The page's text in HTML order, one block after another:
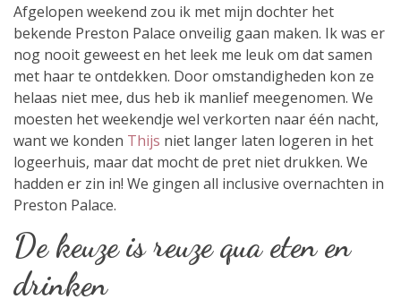
Afgelopen weekend zou ik met mijn dochter het
bekende Preston Palace onveilig gaan maken. Ik was er
nog nooit geweest en het leek me leuk om dat samen
met haar te ontdekken. Door omstandigheden kon ze
helaas niet mee, dus heb ik manlief meegenomen. We
moesten het weekendje wel verkorten naar één nacht,
want we konden Thijs niet langer laten logeren in het
logeerhuis, maar dat mocht de pret niet drukken. We
hadden er zin in! We gingen all inclusive overnachten in
Preston Palace.
De keuze is reuze qua eten en
drinken